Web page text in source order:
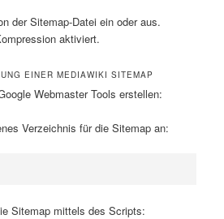
der Sitemap-Datei ein oder aus.
aktiviert.
EINER MEDIAWIKI SITEMAP
Webmaster Tools erstellen:
Verzeichnis für die Sitemap an:
Sitemap mittels des Scripts: